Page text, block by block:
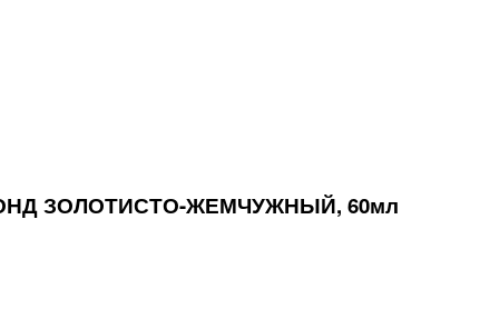
ЗОЛОТИСТО-ЖЕМЧУЖНЫЙ, 60мл